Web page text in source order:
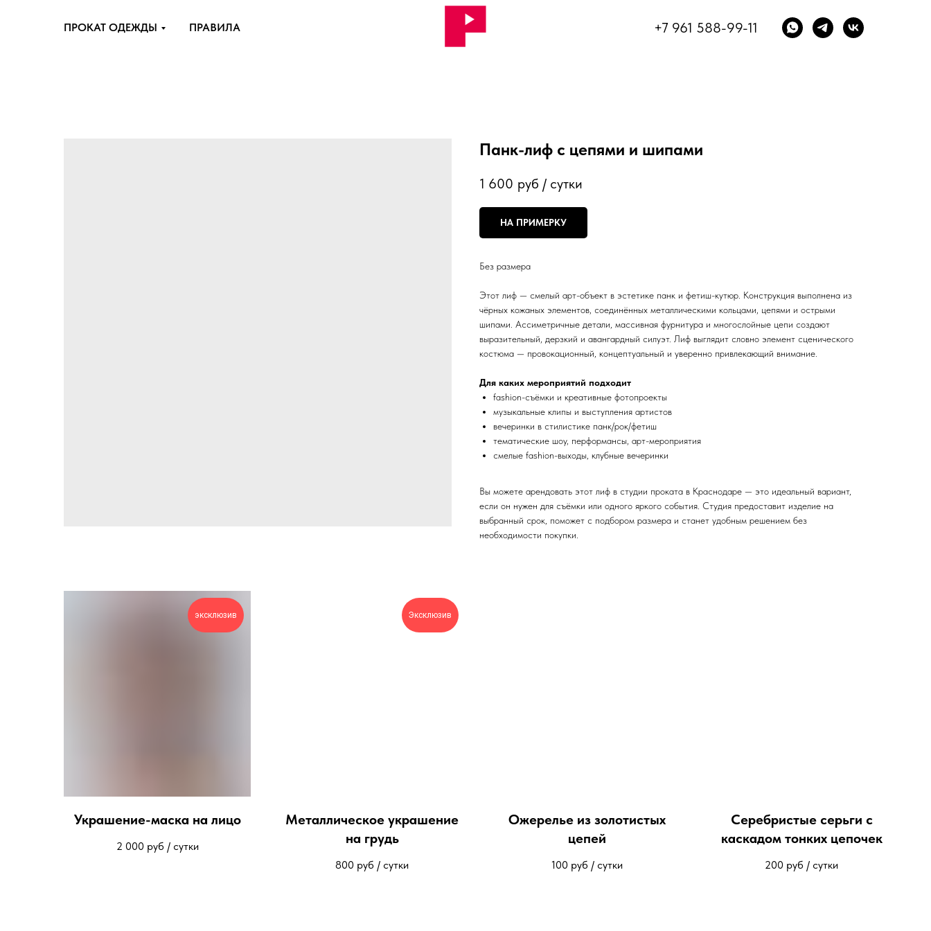
ПРОКАТ ОДЕЖДЫ ПРАВИЛА +7 961 588-99-11
Панк-лиф с цепями и шипами
1 600 руб / сутки
НА ПРИМЕРКУ
Без размера
Этот лиф — смелый арт-объект в эстетике панк и фетиш-кутюр. Конструкция выполнена из
чёрных кожаных элементов, соединённых металлическими кольцами, цепями и острыми
шипами. Ассиметричные детали, массивная фурнитура и многослойные цепи создают
выразительный, дерзкий и авангардный силуэт. Лиф выглядит словно элемент сценического
костюма — провокационный, концептуальный и уверенно привлекающий внимание.
Для каких мероприятий подходит
fashion-съёмки и креативные фотопроекты
музыкальные клипы и выступления артистов
вечеринки в стилистике панк/рок/фетиш
тематические шоу, перформансы, арт-мероприятия
смелые fashion-выходы, клубные вечеринки
Вы можете арендовать этот лиф в студии проката в Краснодаре — это идеальный вариант,
если он нужен для съёмки или одного яркого события. Студия предоставит изделие на
выбранный срок, поможет с подбором размера и станет удобным решением без
необходимости покупки.
эксклюзив
Украшение-маска на лицо
2 000 руб / сутки
Эксклюзив
Металлическое украшение
на грудь
800 руб / сутки
Ожерелье из золотистых
цепей
100 руб / сутки
Серебристые серьги с
каскадом тонких цепочек
200 руб / сутки